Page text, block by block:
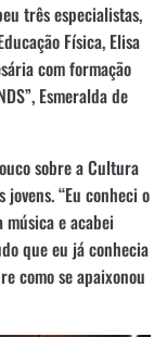
três especialistas,
Física, Elisa
com formação
Esmeralda de
sobre a Cultura
“Eu conheci o
música e acabei
que eu já conhecia
como se apaixonou